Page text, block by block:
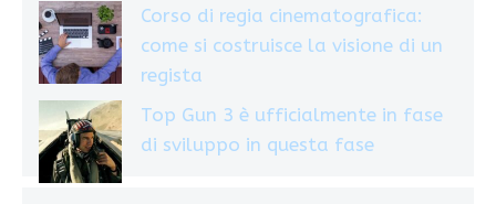
Corso di regia cinematografica:
come si costruisce la visione di un
regista
Top Gun 3 è ufficialmente in fase
di sviluppo in questa fase